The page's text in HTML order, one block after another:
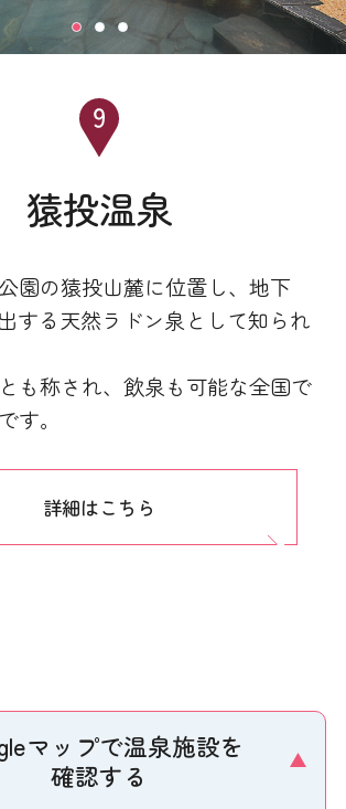
猿投温泉
園の猿投山麓に位置し、地下
する天然ラドン泉として知られ
も称され、飲泉も可能な全国で
す。
詳細はこちら
マップで温泉施設を
確認する